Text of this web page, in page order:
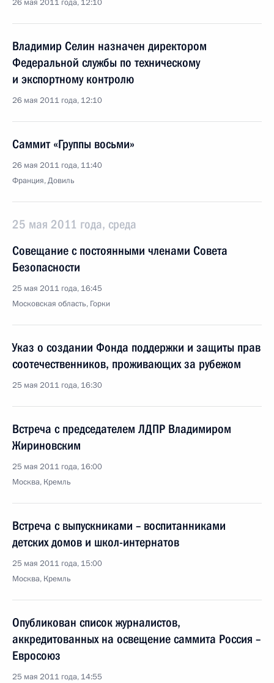
26 мая 2011 года, 12:10
Владимир Селин назначен директором
Федеральной службы по техническому
и экспортному контролю
26 мая 2011 года, 12:10
Саммит «Группы восьми»
26 мая 2011 года, 11:40
Франция, Довиль
25 мая 2011 года, среда
Совещание с постоянными членами Совета
Безопасности
25 мая 2011 года, 16:45
Московская область, Горки
Указ о создании Фонда поддержки и защиты прав
соотечественников, проживающих за рубежом
25 мая 2011 года, 16:30
Встреча с председателем ЛДПР Владимиром
Жириновским
25 мая 2011 года, 16:00
Москва, Кремль
Встреча с выпускниками – воспитанниками
детских домов и школ-интернатов
25 мая 2011 года, 15:00
Москва, Кремль
Опубликован список журналистов,
аккредитованных на освещение саммита Россия –
Евросоюз
25 мая 2011 года, 14:55